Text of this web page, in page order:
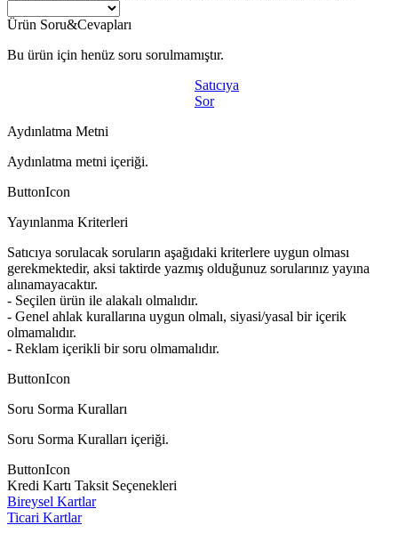
Ürün Soru&Cevapları
Bu ürün için henüz soru sorulmamıştır.
Satıcıya
Sor
Aydınlatma Metni
Aydınlatma metni içeriği.
ButtonIcon
Yayınlanma Kriterleri
Satıcıya sorulacak soruların aşağıdaki kriterlere uygun olması
gerekmektedir, aksi taktirde yazmış olduğunuz sorularınız yayına
alınamayacaktır.
- Seçilen ürün ile alakalı olmalıdır.
- Genel ahlak kurallarına uygun olmalı, siyasi/yasal bir içerik
olmamalıdır.
- Reklam içerikli bir soru olmamalıdır.
ButtonIcon
Soru Sorma Kuralları
Soru Sorma Kuralları içeriği.
ButtonIcon
Kredi Kartı Taksit Seçenekleri
Bireysel Kartlar
Ticari Kartlar